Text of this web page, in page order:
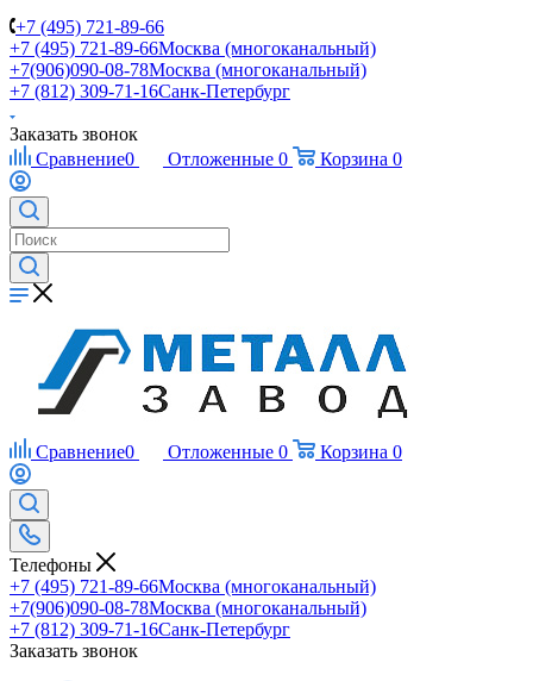
+7 (495) 721-89-66
+7 (495) 721-89-66Москва (многоканальный)
+7(906)090-08-78Москва (многоканальный)
+7 (812) 309-71-16Санк-Петербург
Заказать звонок
Сравнение0 Отложенные 0 Корзина 0
Сравнение0 Отложенные 0 Корзина 0
Телефоны
+7 (495) 721-89-66Москва (многоканальный)
+7(906)090-08-78Москва (многоканальный)
+7 (812) 309-71-16Санк-Петербург
Заказать звонок